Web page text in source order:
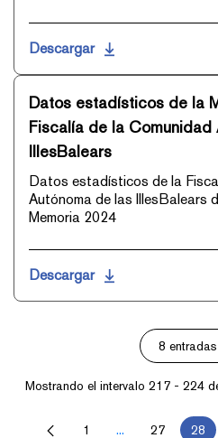
Descargar
Datos estadísticos de la
Fiscalía de la Comunidad
IllesBalears
Datos estadísticos de la
Autónoma de las IllesBalears
Memoria 2024
Descargar
8 entradas
Mostrando el intervalo 217 - 224
1 ... 27 28